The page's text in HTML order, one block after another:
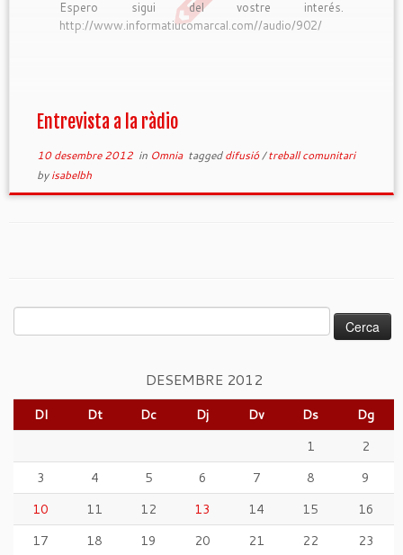
Espero sigui del vostre interés.
http://www.informatiucomarcal.com//audio/902/
Entrevista a la ràdio
10 desembre 2012in Omnia taggeddifusió/treball comunitari
byisabelbh
DESEMBRE 2012
Dl Dt Dc Dj Dv Ds
Dg
1
2
3
4 5 6 7 8
9
10
11 12 13 14 15
16
17
18 19 20 21 22
23